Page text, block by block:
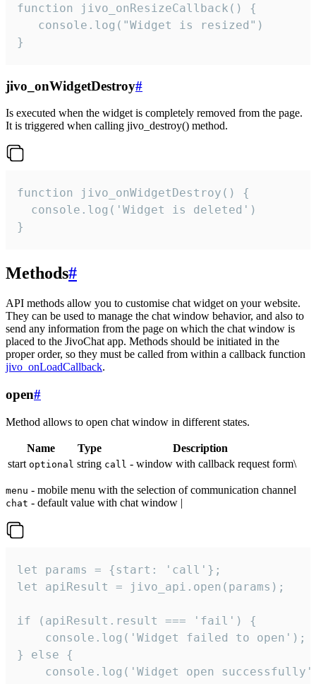
function jivo_onResizeCallback() {
   console.log("Widget is resized")
}
jivo_onWidgetDestroy#
Is executed when the widget is completely removed from the page.
It is triggered when calling jivo_destroy() method.
function jivo_onWidgetDestroy() {
  console.log('Widget is deleted')
}
Methods#
API methods allow you to customise chat widget on your website.
They can be used to manage the chat window behavior, and also to
send any information from the page on which the chat window is
placed to the JivoChat app. Methods should be initiated in the
proper order, so they must be called from within a callback function
jivo_onLoadCallback.
open#
Method allows to open chat window in different states.
Name Type
Description
start optional string call - window with callback request form\
menu - mobile menu with the selection of communication channel
chat - default value with chat window |
let params = {start: 'call'};
let apiResult = jivo_api.open(params);
if (apiResult.result === 'fail') {
    console.log('Widget failed to open');
} else {
console.log('Widget open